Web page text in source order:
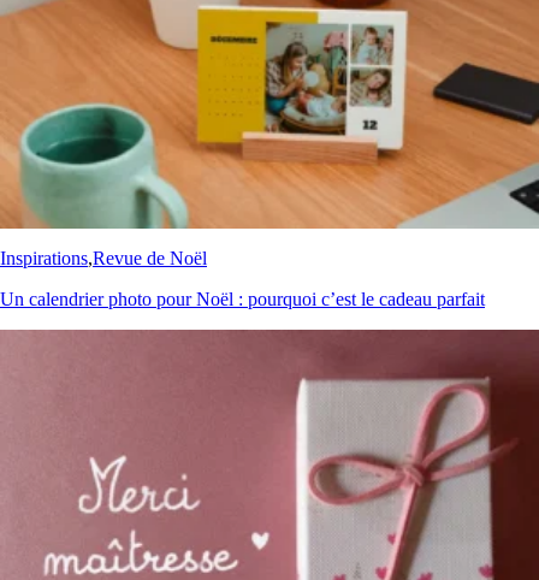
Inspirations,Revue de Noël
Un calendrier photo pour Noël : pourquoi c’est le cadeau parfait